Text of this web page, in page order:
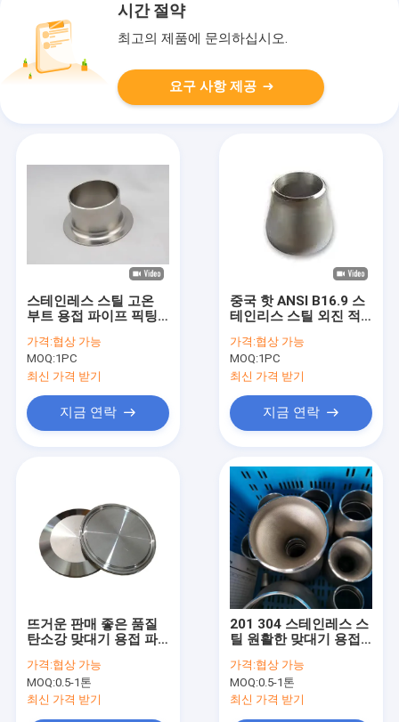
시간 절약
최고의 제품에 문의하십시오.
요구 사항 제공
스테인레스 스틸 고온
부트 용접 파이프 픽팅
터브 끝
가격:협상 가능
MOQ:1PC
최신 가격 받기
지금 연락
중국 핫 ANSI B16.9 스
테인리스 스틸 외진 적
Butt 웰드 파이프 피팅
적도
가격:협상 가능
MOQ:1PC
최신 가격 받기
지금 연락
뜨거운 판매 좋은 품질
탄소강 맞대기 용접 파
가격:협상 가능
MOQ:0.5-1톤
최신 가격 받기
201 304 스테인레스 스
틸 원활한 맞대기 용접
이프 팔꿈치
가격:협상 가능
MOQ:0.5-1톤
최신 가격 받기